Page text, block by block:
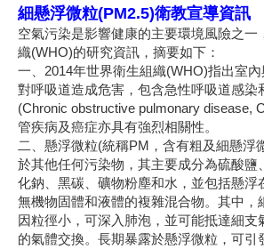
細懸浮微粒(PM2.5)衛教宣導資訊
空氣污染是影響健康的主要環境風險之一
織(WHO)的研究資訊，摘要如下：
一、2014年世界衛生組織(WHO)指出室
對呼吸道造成危害，包含急性呼吸道感染
(Chronic obstructive pulmonary disease,
管疾病及癌症亦具有強烈相關性。
二、懸浮微粒(統稱PM，含有粗及細懸浮
於其他任何污染物，其主要成分為硫酸鹽
化鈉、黑碳、礦物粉塵和水，並包括懸浮
無機物固體和液體的複雜混合物。其中，
因粒徑小，可深入肺泡，並可能抵達細支
的氣體交換。長期暴露於懸浮微粒，可引